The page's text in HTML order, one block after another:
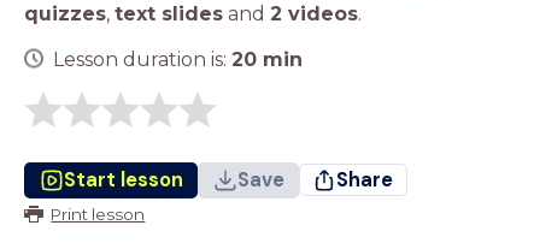
quizzes, text slides and 2 videos.
Lesson duration is: 20 min
Start lesson Save Share
Print lesson